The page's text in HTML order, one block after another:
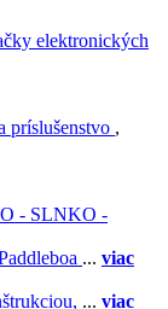
elektronických
príslušenstvo ,
- SLNKO -
... viac
... viac